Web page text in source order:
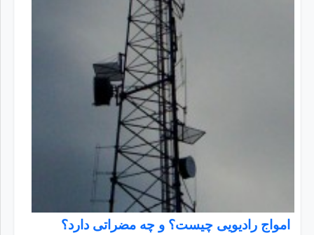
امواج رادیویی چیست؟ و چه مضراتی دارد؟